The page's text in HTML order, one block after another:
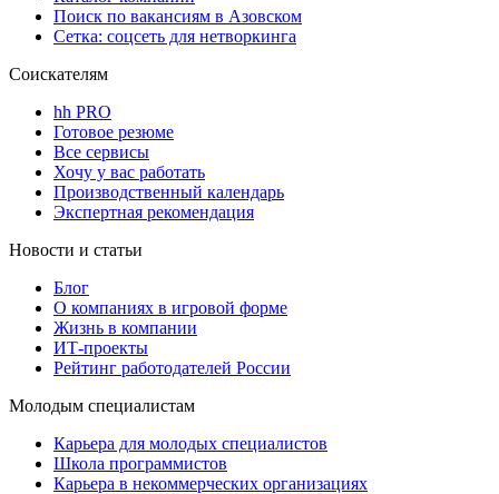
Поиск по вакансиям в Азовском
Сетка: соцсеть для нетворкинга
Соискателям
hh PRO
Готовое резюме
Все сервисы
Хочу у вас работать
Производственный календарь
Экспертная рекомендация
Новости и статьи
Блог
О компаниях в игровой форме
Жизнь в компании
ИТ-проекты
Рейтинг работодателей России
Молодым специалистам
Карьера для молодых специалистов
Школа программистов
Карьера в некоммерческих организациях